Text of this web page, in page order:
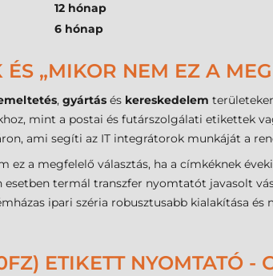
12 hónap
6 hónap
„MIKOR NEM EZ A
, gyártás és kereskedelem
mint a postai és futárszolgálati etikettek
ami segíti az IT integrátorok munkáját a
ez a megfelelő választás, ha a címkéknek
esetben termál transzfer nyomtatót javasolt
ipari széria robusztusabb kialakítása
ETIKETT NYOMTATÓ -